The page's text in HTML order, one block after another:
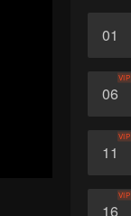
01
06
VIP
11
VIP
16
VIP